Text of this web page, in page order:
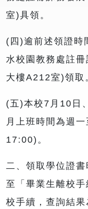
室)具領。
(四)逾前述領證時
水校園教務處註
大樓A212室)領取
(五)本校7月10日
月上班時間為週
17:00)。
二、領取學位證
至「畢業生離校
校手續，查詢結